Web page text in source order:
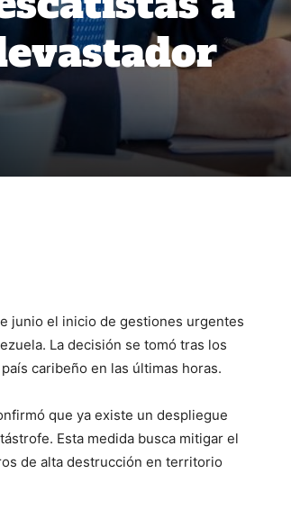
junio el inicio de gestiones urgentes
La decisión se tomó tras los
caribeño en las últimas horas.
que ya existe un despliegue
Esta medida busca mitigar el
de alta destrucción en territorio